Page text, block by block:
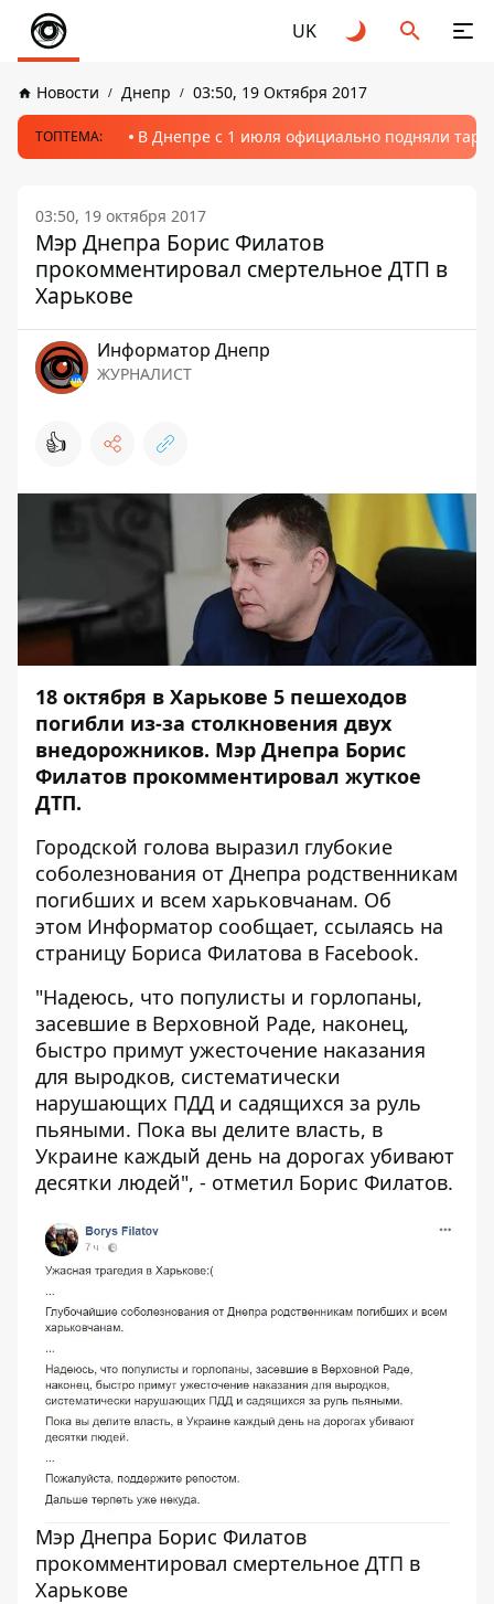
UK
Новости Днепр 03:50, 19 Октября 2017
ТОПТЕМА: В Днепре с 1 июля официально подняли
03:50, 19 октября 2017
Мэр Днепра Борис Филатов
прокомментировал смертельное ДТП в
Харькове
Информатор Днепр
ЖУРНАЛИСТ
👍
18 октября в Харькове 5 пешеходов
погибли из-за столкновения двух
внедорожников. Мэр Днепра Борис
Филатов прокомментировал жуткое
ДТП.
Городской голова выразил глубокие
соболезнования от Днепра родственникам
погибших и всем харьковчанам. Об
этом Информатор сообщает, ссылаясь на
страницу Бориса Филатова в Facebook.
"Надеюсь, что популисты и горлопаны,
засевшие в Верховной Раде, наконец,
быстро примут ужесточение наказания
для выродков, систематически
нарушающих ПДД и садящихся за руль
пьяными. Пока вы делите власть, в
Украине каждый день на дорогах убивают
десятки людей", - отметил Борис Филатов.
Мэр Днепра Борис Филатов
прокомментировал смертельное ДТП в
Харькове